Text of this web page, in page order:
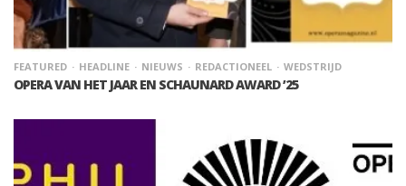
FEATURED HEADLINE NIEUWS REDACTIONEEL WEDSTRIJD
OPERA VAN HET JAAR EN SCHAUNARD AWARD ’25